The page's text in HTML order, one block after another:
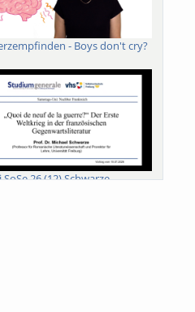
- Boys don't cry?
SoSe 26 (12) Schwarze